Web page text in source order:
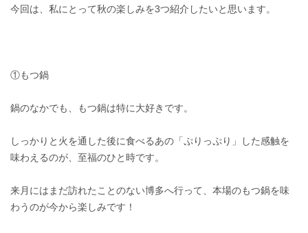
今回は、私にとって秋の楽しみを3つ紹介したいと思います。
①もつ鍋
鍋のなかでも、もつ鍋は特に大好きです。
しっかりと火を通した後に食べるあの「ぷりっぷり」した感触を
味わえるのが、至福のひと時です。
来月にはまだ訪れたことのない博多へ行って、本場のもつ鍋を味
わうのが今から楽しみです！